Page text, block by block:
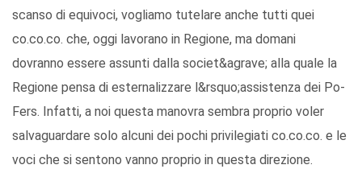
scanso di equivoci, vogliamo tutelare anche tutti quei
co.co.co. che, oggi lavorano in Regione, ma domani
dovranno essere assunti dalla societ&agrave; alla quale la
Regione pensa di esternalizzare l&rsquo;assistenza dei Po-
Fers. Infatti, a noi questa manovra sembra proprio voler
salvaguardare solo alcuni dei pochi privilegiati co.co.co. e le
voci che si sentono vanno proprio in questa direzione.